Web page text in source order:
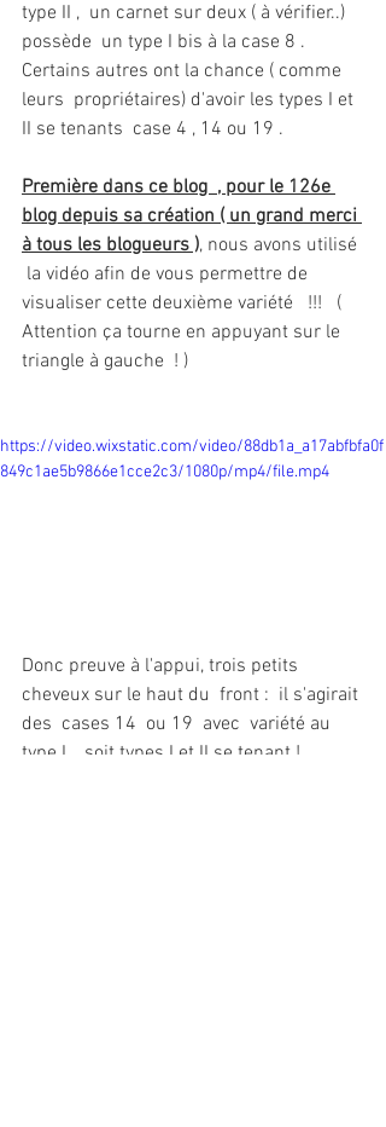
type II ,  un carnet sur deux ( à vérifier..)
possède  un type I bis à la case 8 .
Certains autres ont la chance ( comme
leurs  propriétaires) d'avoir les types I et
II se tenants  case 4 , 14 ou 19 .
Première dans ce blog  , pour le 126e
blog depuis sa création ( un grand merci
à tous les blogueurs ), nous avons utilisé
la vidéo afin de vous permettre de
visualiser cette deuxième variété   !!!   (
Attention ça tourne en appuyant sur le
triangle à gauche  ! )
https://video.wixstatic.com/video/88db1a_a17abfbfa0f
849c1ae5b9866e1cce2c3/1080p/mp4/file.mp4
Donc preuve à l'appui, trois petits
cheveux sur le haut du  front :  il s'agirait
des  cases 14  ou 19  avec  variété au
type I  , soit types I et II se tenant !